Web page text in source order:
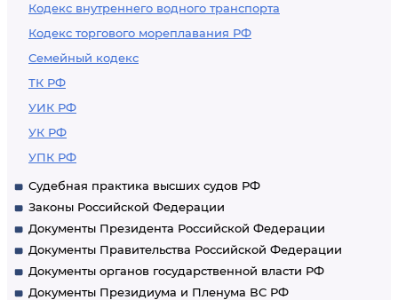
Кодекс внутреннего водного транспорта
Кодекс торгового мореплавания РФ
Семейный кодекс
ТК РФ
УИК РФ
УК РФ
УПК РФ
Судебная практика высших судов РФ
Законы Российской Федерации
Документы Президента Российской Федерации
Документы Правительства Российской Федерации
Документы органов государственной власти РФ
Документы Президиума и Пленума ВС РФ
перевозке
(транспортировке)